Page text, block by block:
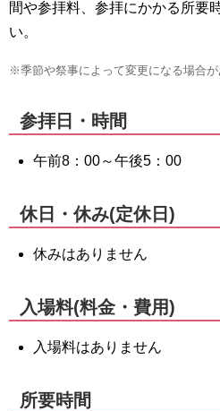
間や参拝料、参拝にかかる所要
い。
※季節や祭事によって変更になる場合が
参拝日・時間
午前8：00～午後5：00
休日・休み(定休日)
休みはありません
入場料(料金・費用)
入場料はありません
所要時間